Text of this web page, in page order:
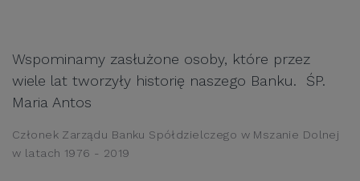
Wspominamy zasłużone osoby, które przez
wiele lat tworzyły historię naszego Banku. ŚP.
Maria Antos
Członek Zarządu Banku Spółdzielczego w Mszanie Dolnej
w latach 1976 - 2019